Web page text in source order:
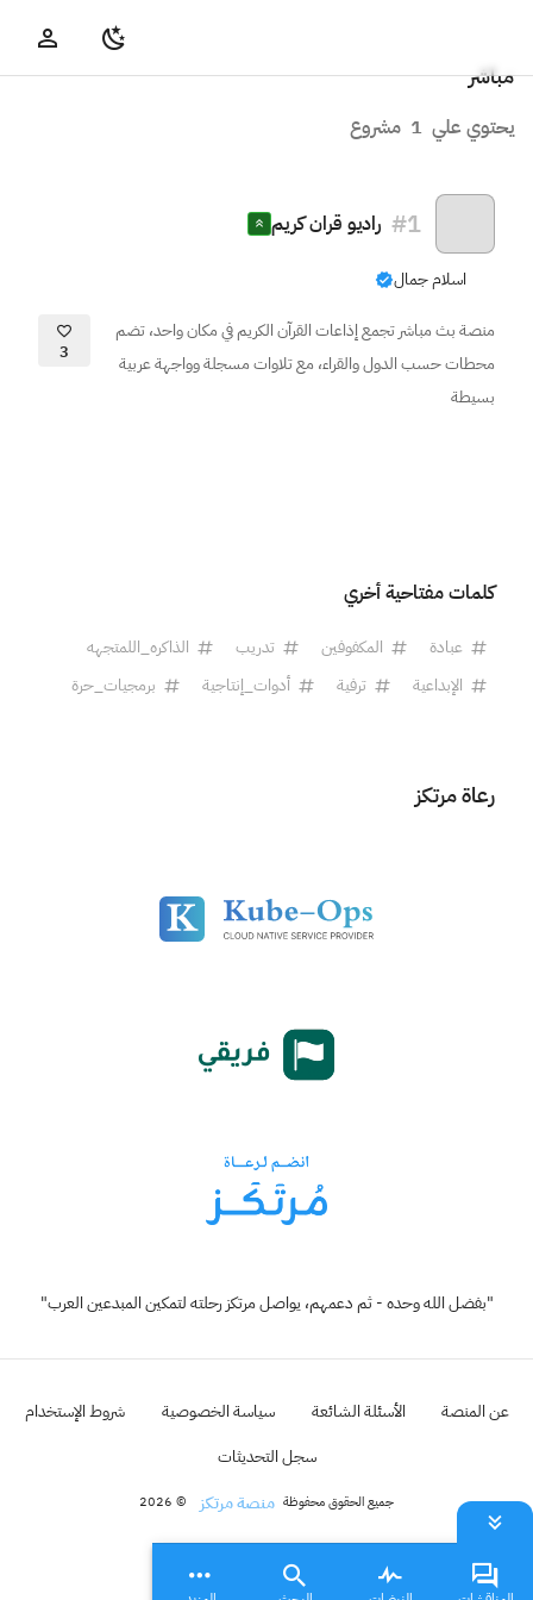
مباشر
يحتوي علي 1 مشروع
#1 راديو قران كريم
اسلام جمال
منصة بث مباشر تجمع إذاعات القرآن الكريم في مكان واحد، تضم
محطات حسب الدول والقراء، مع تلاوات مسجلة وواجهة عربية
بسيطة
3
كلمات مفتاحية أخري
عبادة المكفوفين تدريب
الذاكره_اللمتجهه
الإبداعية
ترفية أدوات_إنتاجية برمجيات_حرة
رعاة مرتكز
"بفضل الله وحده - ثم دعمهم، يواصل مرتكز رحلته لتمكين المبدعين العرب"
عن المنصة الأسئلة الشائعة سياسة الخصوصية
شروط الإستخدام
سجل التحديثات
جميع الحقوق محفوظة منصة مرتكز © 2026